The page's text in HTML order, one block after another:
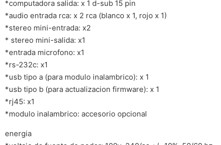
*computadora salida: x 1 d-sub 15 pin
*audio entrada rca: x 2 rca (blanco x 1, rojo x 1)
*stereo mini-entrada: x2
* stereo mini-salida: x1
*entrada microfono: x1
*rs-232c: x1
*usb tipo a (para modulo inalambrico): x 1
*usb tipo b (para actualizacion firmware): x 1
*rj45: x1
*modulo inalambrico: accesorio opcional
energia